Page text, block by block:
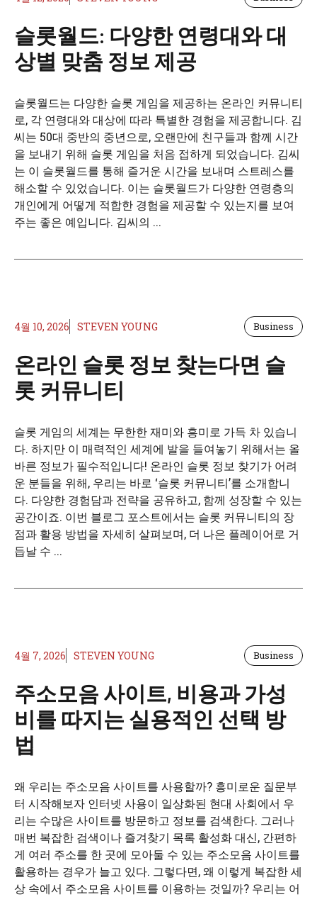
슬롯월드: 다양한 연령대와 대
상별 맞춤 정보 제공
슬롯월드는 다양한 슬롯 게임을 제공하는 온라인 커뮤니티
로, 각 연령대와 대상에 따라 특별한 경험을 제공합니다. 김
씨는 50대 중반의 중년으로, 오랜만에 친구들과 함께 시간
을 보내기 위해 슬롯 게임을 처음 접하게 되었습니다. 김씨
는 이 슬롯월드를 통해 즐거운 시간을 보내며 스트레스를
해소할 수 있었습니다. 이는 슬롯월드가 다양한 연령층의
개인에게 어떻게 적합한 경험을 제공할 수 있는지를 보여
주는 좋은 예입니다. 김씨의 ...
4월 10, 2026 STEVEN YOUNG Business
온라인 슬롯 정보 찾는다면 슬
롯 커뮤니티
슬롯 게임의 세계는 무한한 재미와 흥미로 가득 차 있습니
다. 하지만 이 매력적인 세계에 발을 들여놓기 위해서는 올
바른 정보가 필수적입니다! 온라인 슬롯 정보 찾기가 어려
운 분들을 위해, 우리는 바로 ‘슬롯 커뮤니티’를 소개합니
다. 다양한 경험담과 전략을 공유하고, 함께 성장할 수 있는
공간이죠. 이번 블로그 포스트에서는 슬롯 커뮤니티의 장
점과 활용 방법을 자세히 살펴보며, 더 나은 플레이어로 거
듭날 수 ...
4월 7, 2026 STEVEN YOUNG Business
주소모음 사이트, 비용과 가성
비를 따지는 실용적인 선택 방
법
왜 우리는 주소모음 사이트를 사용할까? 흥미로운 질문부
터 시작해보자 인터넷 사용이 일상화된 현대 사회에서 우
리는 수많은 사이트를 방문하고 정보를 검색한다. 그러나
매번 복잡한 검색이나 즐겨찾기 목록 활성화 대신, 간편하
게 여러 주소를 한 곳에 모아둘 수 있는 주소모음 사이트를
활용하는 경우가 늘고 있다. 그렇다면, 왜 이렇게 복잡한 세
상 속에서 주소모음 사이트를 이용하는 것일까? 우리는 어